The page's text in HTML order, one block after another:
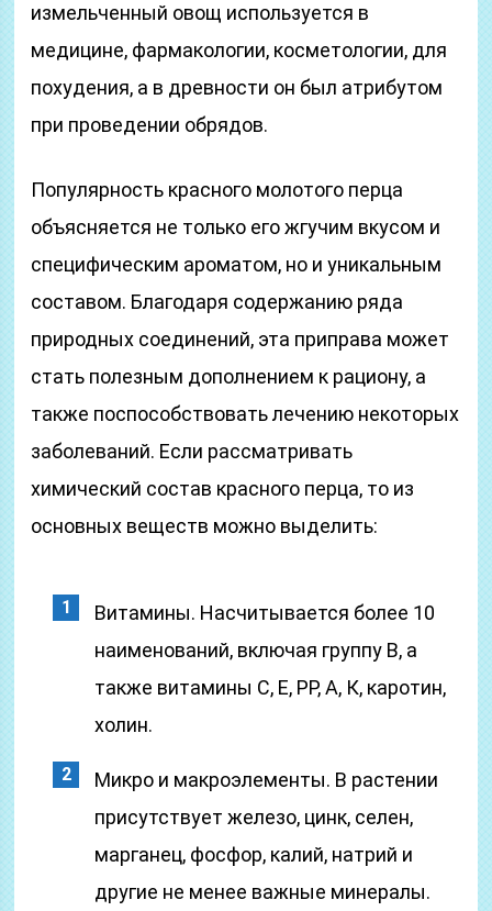
измельченный овощ используется в
медицине, фармакологии, косметологии, для
похудения, а в древности он был атрибутом
при проведении обрядов.
Популярность красного молотого перца
объясняется не только его жгучим вкусом и
специфическим ароматом, но и уникальным
составом. Благодаря содержанию ряда
природных соединений, эта приправа может
стать полезным дополнением к рациону, а
также поспособствовать лечению некоторых
заболеваний. Если рассматривать
химический состав красного перца, то из
основных веществ можно выделить:
Витамины. Насчитывается более 10
наименований, включая группу В, а
также витамины С, Е, РР, А, К, каротин,
холин.
Микро и макроэлементы. В растении
присутствует железо, цинк, селен,
марганец, фосфор, калий, натрий и
другие не менее важные минералы.